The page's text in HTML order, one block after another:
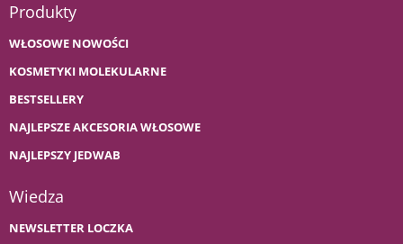
Produkty
WŁOSOWE NOWOŚCI
KOSMETYKI MOLEKULARNE
BESTSELLERY
NAJLEPSZE AKCESORIA WŁOSOWE
NAJLEPSZY JEDWAB
Wiedza
NEWSLETTER LOCZKA